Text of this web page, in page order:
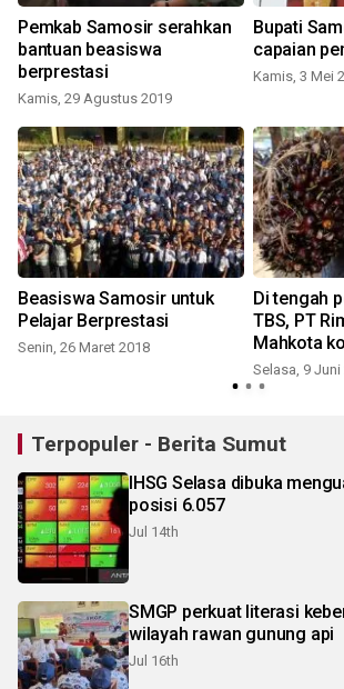
Pemkab Samosir serahkan
bantuan beasiswa
berprestasi
Kamis, 29 Agustus 2019
Bupati
capaian
Kamis, 3 Mei
Beasiswa Samosir untuk
Pelajar Berprestasi
Senin, 26 Maret 2018
Di tengah
TBS, PT
Mahkota
sesuai
Selasa, 9 Juni
Terpopuler - Berita Sumut
IHSG Selasa dibuka
posisi 6.057
Jul 14th
SMGP perkuat literasi
wilayah rawan gunung api
Jul 16th